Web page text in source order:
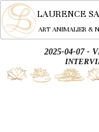
LAURENCE
ART ANIMALIER &
NYMPHEUS
2025-04-07 -